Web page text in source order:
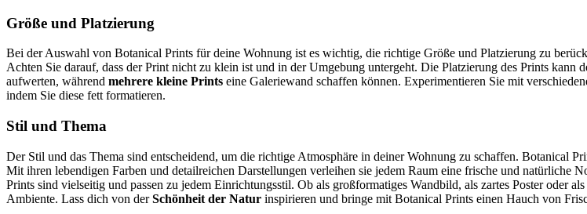
Größe und Platzierung
Bei der Auswahl von Botanical Prints für deine Wohnung ist es wichtig, die richtige Größe und Platzierung zu
Achten Sie darauf, dass der Print nicht zu klein ist und in der Umgebung untergeht. Die Platzierung des Prints
aufwerten, während mehrere kleine Prints eine Galeriewand schaffen können. Experimentieren Sie mit
indem Sie diese fett formatieren.
Stil und Thema
Der Stil und das Thema sind entscheidend, um die richtige Atmosphäre in deiner Wohnung zu schaffen. Botanical
Mit ihren lebendigen Farben und detailreichen Darstellungen verleihen sie jedem Raum eine frische und natürliche
Prints sind vielseitig und passen zu jedem Einrichtungsstil. Ob als großformatiges Wandbild, als zartes Poster oder
Ambiente. Lass dich von derSchönheit der Natur inspirieren und bringe mit Botanical Prints einen Hauch von